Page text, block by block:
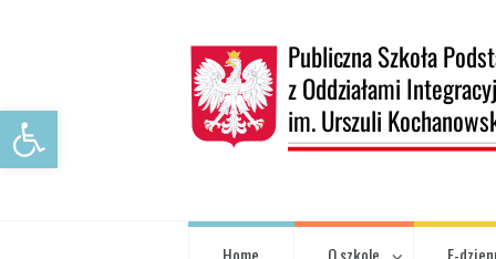
Open toolbar